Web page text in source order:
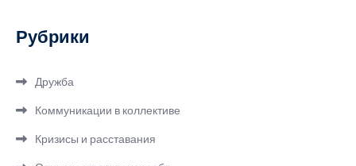
Рубрики
Дружба
Коммуникации в коллективе
Кризисы и расставания